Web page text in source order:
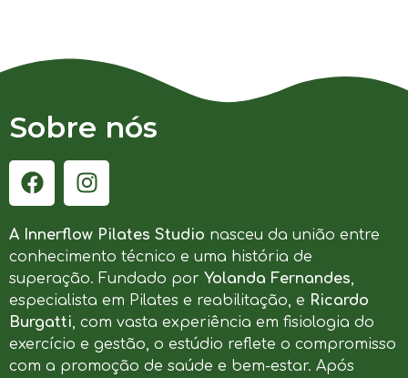
Sobre nós
A Innerflow Pilates Studio nasceu da união entre
conhecimento técnico e uma história de
superação. Fundado por Yolanda Fernandes,
especialista em Pilates e reabilitação, e Ricardo
Burgatti, com vasta experiência em fisiologia do
exercício e gestão, o estúdio reflete o compromisso
com a promoção de saúde e bem-estar. Após